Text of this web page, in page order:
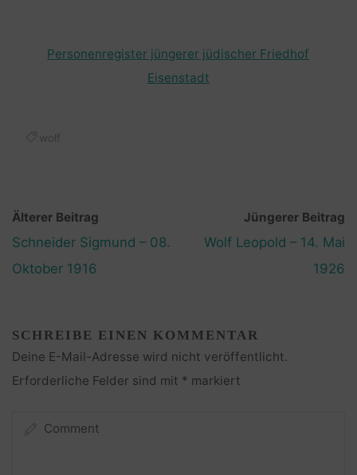
Personenregister jüngerer jüdischer Friedhof
Eisenstadt
wolf
Älterer Beitrag
Schneider Sigmund – 08.
Oktober 1916
Jüngerer Beitrag
Wolf Leopold – 14. Mai
1926
SCHREIBE EINEN KOMMENTAR
Deine E-Mail-Adresse wird nicht veröffentlicht.
Erforderliche Felder sind mit * markiert